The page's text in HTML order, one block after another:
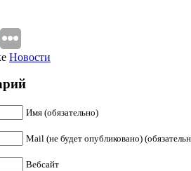
Новости
Имя (обязательно)
Mail (не будет опубликовано)
Вебсайт